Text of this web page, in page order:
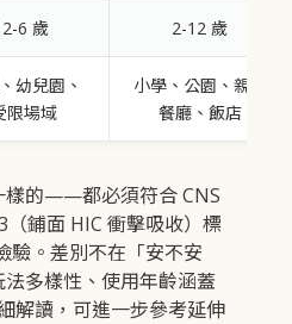
6 歲 2-12 歲
幼兒園、
限場域
小學、公園、親子
餐廳、飯店
樣的——都必須符合 CNS
（鋪面 HIC 衝擊吸收）標
驗。差別不在「安不安
多樣性、使用年齡涵蓋
解讀，可進一步參考延伸